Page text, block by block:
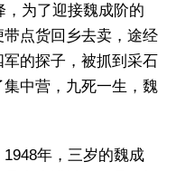
，为了迎接魏成阶的
点货回乡去卖，途经
的探子，被抓到采石
中营，九死一生，魏
年，三岁的魏成